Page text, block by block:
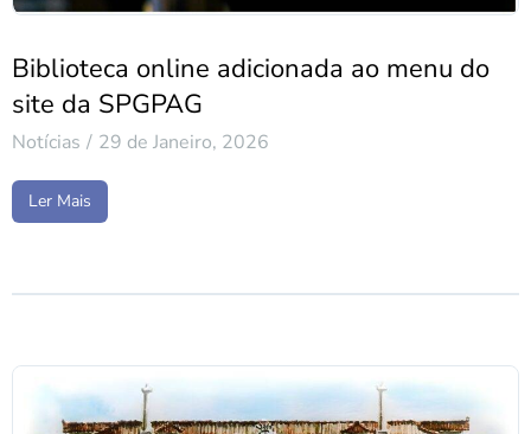
Biblioteca online adicionada ao menu do
site da SPGPAG
Notícias 29 de Janeiro, 2026
Ler Mais